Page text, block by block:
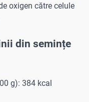
oxigen către celule
din semințe
g): 384 kcal